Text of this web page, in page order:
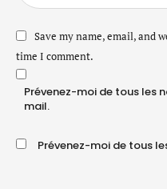
Save my name, email, and
time I comment.
Prévenez-moi de tous les
mail.
Prévenez-moi de tous